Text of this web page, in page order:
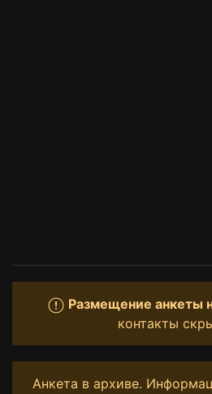
Размещение анкеты
контакты
Анкета в архиве.